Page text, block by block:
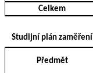
Celkem
Studijní plán zaměření
Předmět